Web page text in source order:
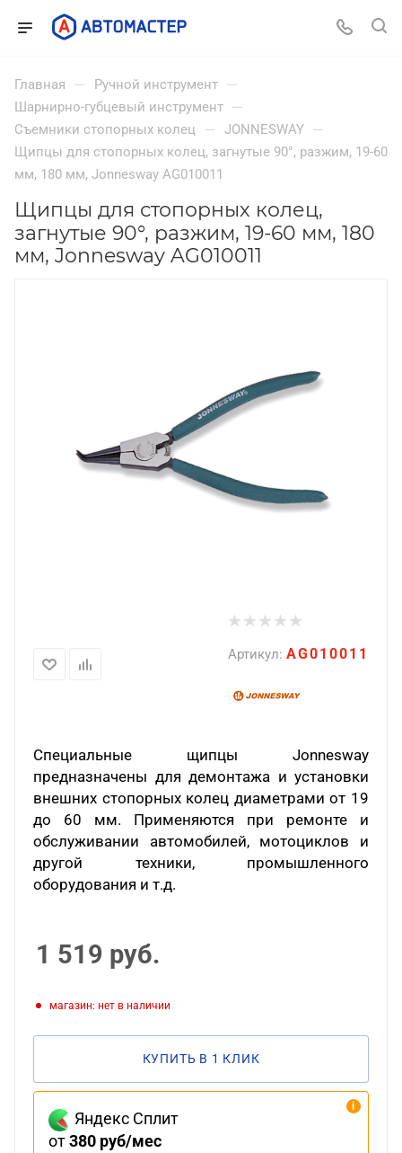
Главная — Ручной инструмент —
Шарнирно-губцевый инструмент —
Съемники стопорных колец — JONNESWAY —
Щипцы для стопорных колец, загнутые 90°, разжим, 19-60
мм, 180 мм, Jonnesway AG010011
Щипцы для стопорных колец,
загнутые 90°, разжим, 19-60 мм, 180
мм, Jonnesway AG010011
Артикул: AG010011
Специальные щипцы Jonnesway
предназначены для демонтажа и установки
внешних стопорных колец диаметрами от 19
до 60 мм. Применяются при ремонте и
обслуживании автомобилей, мотоциклов и
другой техники, промышленного
оборудования и т.д.
1 519 руб.
Магазин: нет в наличии
КУПИТЬ В 1 КЛИК
Яндекс Сплит
от380 руб/мес